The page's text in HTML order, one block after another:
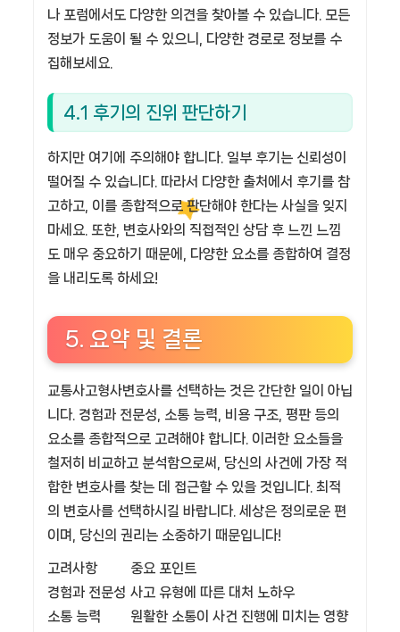
나 포럼에서도 다양한 의견을 찾아볼 수 있습니다. 모든
정보가 도움이 될 수 있으니, 다양한 경로로 정보를 수
집해보세요.
4.1 후기의 진위 판단하기
하지만 여기에 주의해야 합니다. 일부 후기는 신뢰성이
떨어질 수 있습니다. 따라서 다양한 출처에서 후기를 참
고하고, 이를 종합적으로 판단해야 한다는 사실을 잊지
마세요. 또한, 변호사와의 직접적인 상담 후 느낀 느낌
도 매우 중요하기 때문에, 다양한 요소를 종합하여 결정
을 내리도록 하세요!
5. 요약 및 결론
교통사고형사변호사를 선택하는 것은 간단한 일이 아닙
니다. 경험과 전문성, 소통 능력, 비용 구조, 평판 등의
요소를 종합적으로 고려해야 합니다. 이러한 요소들을
철저히 비교하고 분석함으로써, 당신의 사건에 가장 적
합한 변호사를 찾는 데 접근할 수 있을 것입니다. 최적
의 변호사를 선택하시길 바랍니다. 세상은 정의로운 편
이며, 당신의 권리는 소중하기 때문입니다!
고려사항
중요 포인트
경험과 전문성 사고 유형에 따른 대처 노하우
소통 능력
원활한 소통이 사건 진행에 미치는 영향